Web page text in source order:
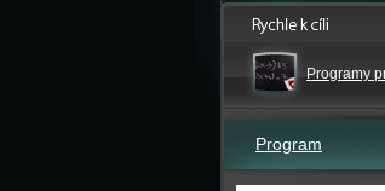
Programy
Program